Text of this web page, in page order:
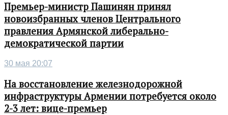
Премьер-министр Пашинян принял
новоизбранных членов Центрального
правления Армянской либерально-
демократической партии
30 мая 20:07
На восстановление железнодорожной
инфраструктуры Армении потребуется около
2-3 лет: вице-премьер